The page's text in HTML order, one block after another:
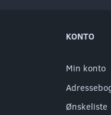
KONTO
Min konto
Ønskeliste